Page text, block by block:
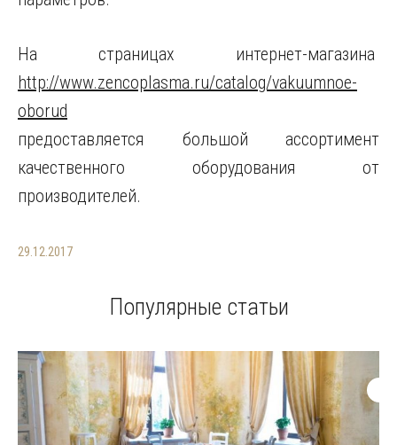
На страницах интернет-магазина
http://www.zencoplasma.ru/catalog/vakuumnoe-
oborud
предоставляется большой ассортимент
качественного оборудования от
производителей.
29.12.2017
Популярные статьи